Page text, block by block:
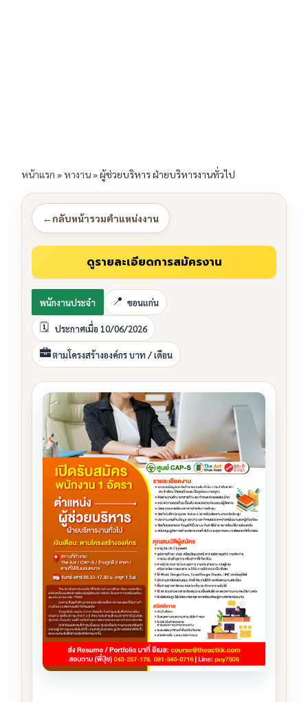
หน้าแรก »หางาน»ผู้ช่วยบริหาร ฝ่ายบริหารงานทั่วไป
←กลับหน้ารวมตำแหน่งงาน
พนักงานประจำ ขอนแก่น
ประกาศเมื่อ 10/06/2026
ตามโครงสร้างองค์กร บาท / เดือน